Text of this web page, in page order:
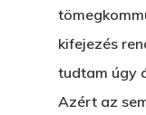
kifejezés
tudtam úgy
Azért az